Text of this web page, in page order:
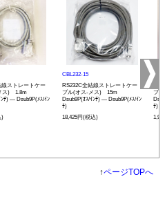
線ストレートケー
ス) 1.8m
ﾝﾁ) ― Dsub9P(ﾒｽ/ｲﾝ
)
CBL232-15
RS232C全結線ストレートケー
ブル(オス-メス) 15m
Dsub9P(ｵｽ/ｲﾝﾁ) ― Dsub9P(ﾒｽ/ｲﾝ
ﾁ)
18,425円(税込)
ブ
ﾁ)
↑ページTOPへ